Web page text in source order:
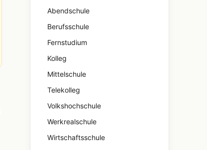
Abendschule
Berufsschule
Fernstudium
Kolleg
Mittelschule
Telekolleg
Volkshochschule
Werkrealschule
Wirtschaftsschule